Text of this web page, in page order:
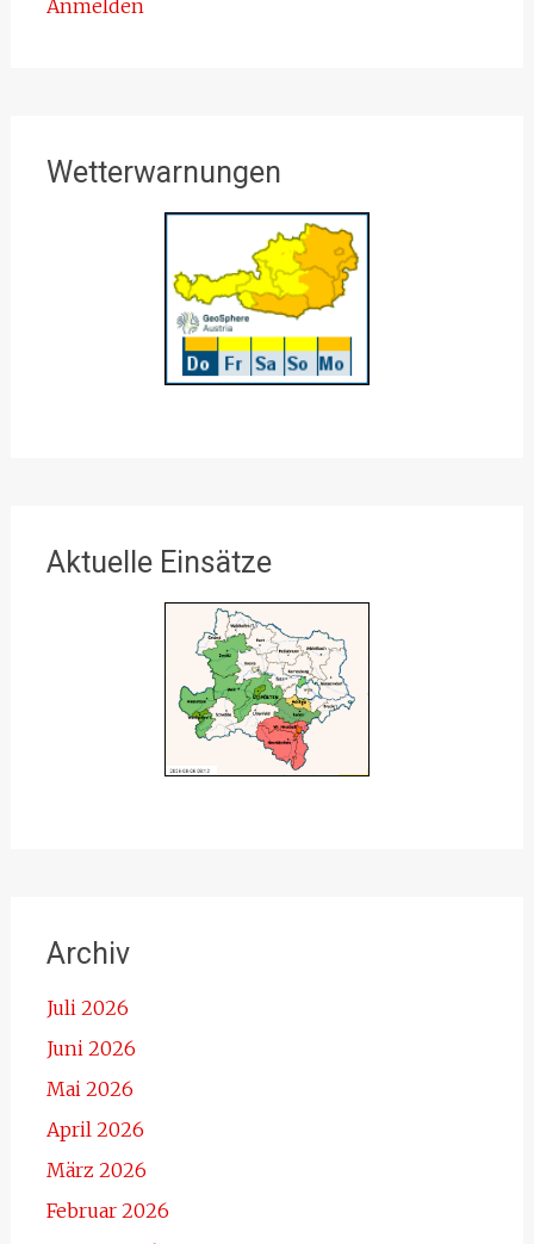
Anmelden
Wetterwarnungen
Aktuelle Einsätze
Archiv
Juli 2026
Juni 2026
Mai 2026
April 2026
März 2026
Februar 2026